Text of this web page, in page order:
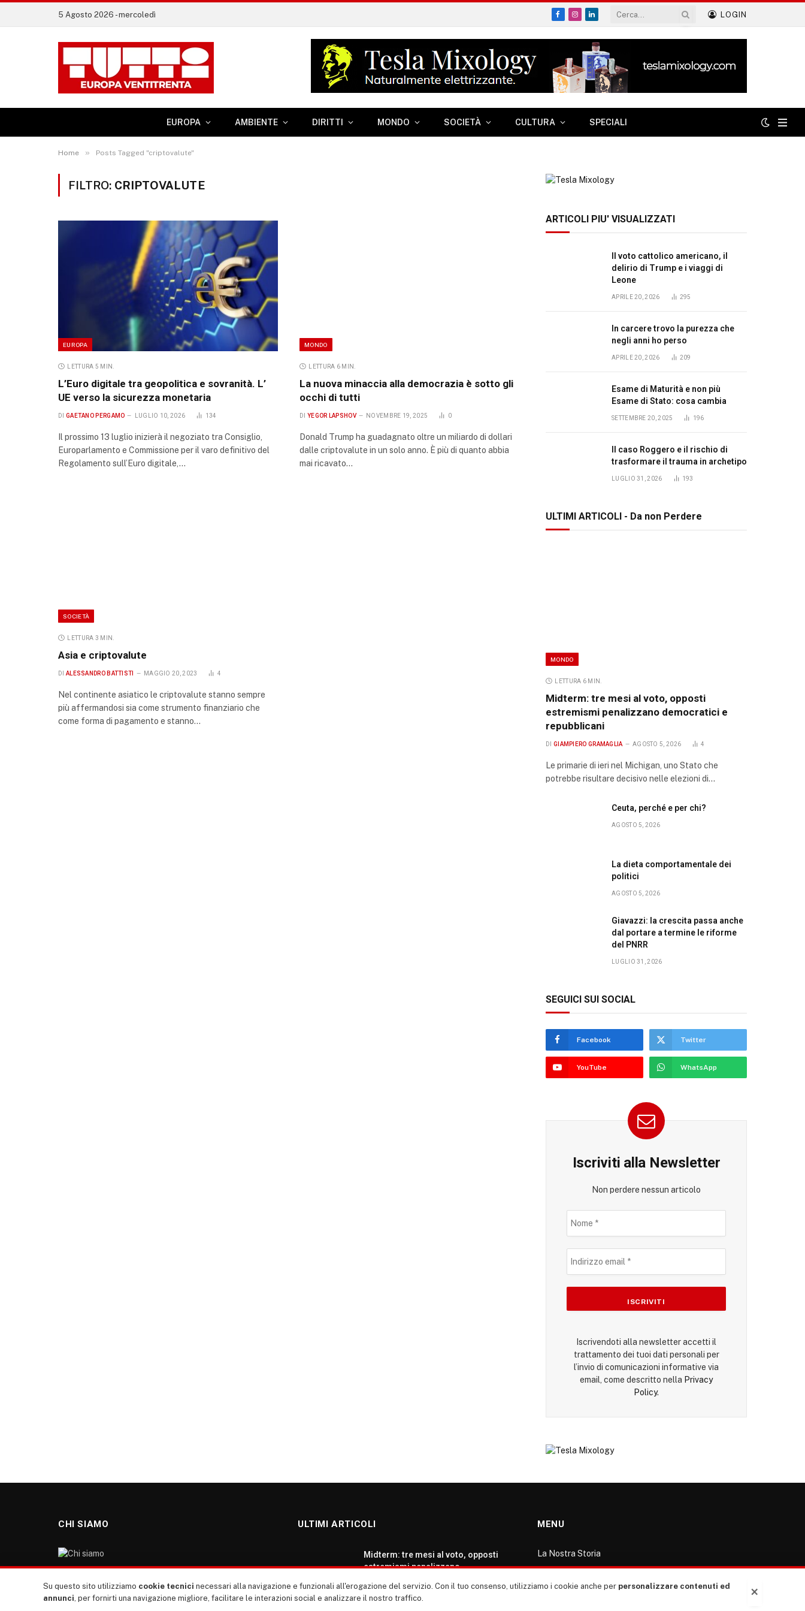
5 Agosto 2026 - mercoledì
Facebook
Instagram
LinkedIn
LOGIN
EUROPA AMBIENTE DIRITTI MONDO SOCIETÀ CULTURA SPECIALI
Home » Posts Tagged "criptovalute"
FILTRO: CRIPTOVALUTE
EUROPA
LETTURA 5 MIN.
L’Euro digitale tra geopolitica e sovranità. L’
UE verso la sicurezza monetaria
DI GAETANO PERGAMO LUGLIO 10, 2026 134
Il prossimo 13 luglio inizierà il negoziato tra Consiglio,
Europarlamento e Commissione per il varo definitivo del
Regolamento sull’Euro digitale,…
MONDO
LETTURA 6 MIN.
La nuova minaccia alla democrazia è sotto gli
occhi di tutti
DI YEGOR LAPSHOV NOVEMBRE 19, 2025 0
Donald Trump ha guadagnato oltre un miliardo di dollari
dalle criptovalute in un solo anno. È più di quanto abbia
mai ricavato…
SOCIETÀ
LETTURA 3 MIN.
Asia e criptovalute
DI ALESSANDRO BATTISTI MAGGIO 20, 2023 4
Nel continente asiatico le criptovalute stanno sempre
più affermandosi sia come strumento finanziario che
come forma di pagamento e stanno…
ARTICOLI PIU' VISUALIZZATI
Il voto cattolico americano, il
delirio di Trump e i viaggi di
Leone
APRILE 20, 2026 295
In carcere trovo la purezza che
negli anni ho perso
APRILE 20, 2026 209
Esame di Maturità e non più
Esame di Stato: cosa cambia
SETTEMBRE 20, 2025 196
Il caso Roggero e il rischio di
trasformare il trauma in archetipo
LUGLIO 31, 2026 193
ULTIMI ARTICOLI - Da non Perdere
MONDO
LETTURA 6 MIN.
Midterm: tre mesi al voto, opposti
estremismi penalizzano democratici e
repubblicani
DI GIAMPIERO GRAMAGLIA AGOSTO 5, 2026 4
Le primarie di ieri nel Michigan, uno Stato che
potrebbe risultare decisivo nelle elezioni di…
Ceuta, perché e per chi?
AGOSTO 5, 2026
La dieta comportamentale dei
politici
AGOSTO 5, 2026
Giavazzi: la crescita passa anche
dal portare a termine le riforme
del PNRR
LUGLIO 31, 2026
SEGUICI SUI SOCIAL
Facebook Twitter
YouTube WhatsApp
Iscriviti alla Newsletter
Non perdere nessun articolo
Iscrivendoti alla newsletter accetti il
trattamento dei tuoi dati personali per
l’invio di comunicazioni informative via
email, come descritto nella Privacy
Policy.
CHI SIAMO
nostro sito giornale è l’erede di “TUTTI”: giornale
ULTIMI ARTICOLI
Midterm: tre mesi al voto, opposti
estremismi penalizzano
AGOSTO 5, 2026
MENU
La Nostra Storia
ventitrenta
×
Su questo sito utilizziamo cookie tecnici necessari alla navigazione e funzionali all'erogazione del servizio. Con il tuo consenso, utilizziamo i cookie anche per personalizzare contenuti ed
annunci, per fornirti una navigazione migliore, facilitare le interazioni social e analizzare il nostro traffico.